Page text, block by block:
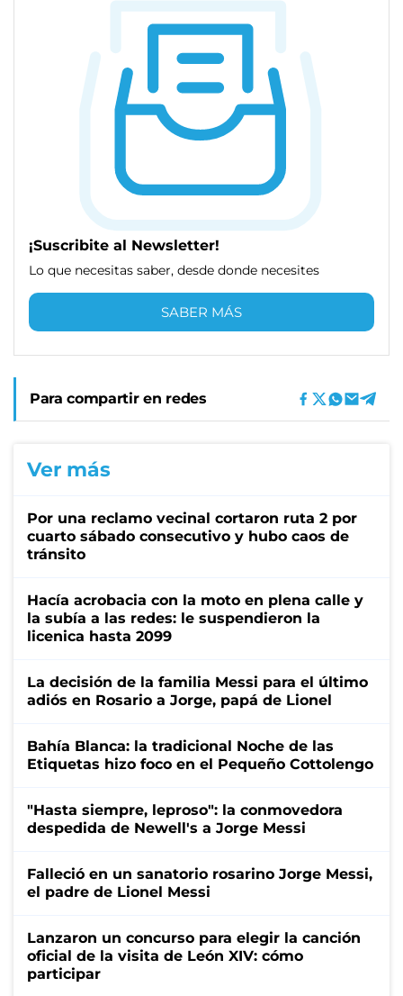
¡Suscribite al Newsletter!
Lo que necesitas saber, desde donde necesites
SABER MÁS
Para compartir en redes
Ver más
Por una reclamo vecinal cortaron ruta 2 por
cuarto sábado consecutivo y hubo caos de
tránsito
Hacía acrobacia con la moto en plena calle y
la subía a las redes: le suspendieron la
licenica hasta 2099
La decisión de la familia Messi para el último
adiós en Rosario a Jorge, papá de Lionel
Bahía Blanca: la tradicional Noche de las
Etiquetas hizo foco en el Pequeño Cottolengo
"Hasta siempre, leproso": la conmovedora
despedida de Newell's a Jorge Messi
Falleció en un sanatorio rosarino Jorge Messi,
el padre de Lionel Messi
Lanzaron un concurso para elegir la canción
oficial de la visita de León XIV: cómo
participar